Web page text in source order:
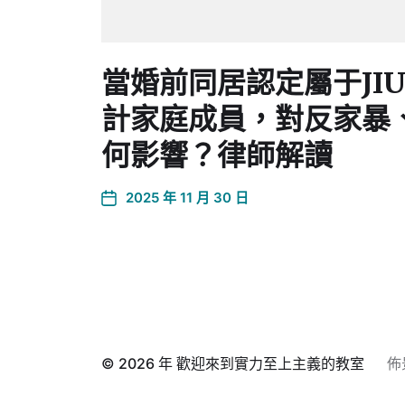
當婚前同居認定屬于
計家庭成員，對反家暴
何影響？律師解讀
2025 年 11 月 30 日
© 2026 年 歡迎來到實力至上主義的教室